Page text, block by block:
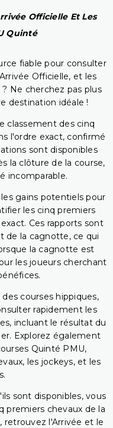
Officielle Et Les
Quinté
fiable pour consulter
Officielle, et les
Ne cherchez pas plus
destination idéale !
classement des cinq
l'ordre exact, confirmé
sont disponibles
la clôture de la course,
incomparable.
gains potentiels pour
les cinq premiers
Ces rapports sont
de la cagnotte, ce qui
la cagnotte est
les joueurs cherchant
courses hippiques,
rapidement les
incluant le résultat du
Explorez également
Quinté PMU,
les jockeys, et les
sont disponibles, vous
premiers chevaux de la
retrouvez l'Arrivée et le